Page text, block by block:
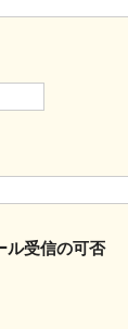
ル受信の可否